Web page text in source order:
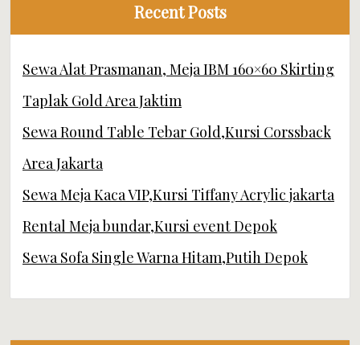
Recent Posts
Sewa Alat Prasmanan, Meja IBM 160×60 Skirting
Taplak Gold Area Jaktim
Sewa Round Table Tebar Gold,Kursi Corssback
Area Jakarta
Sewa Meja Kaca VIP,Kursi Tiffany Acrylic jakarta
Rental Meja bundar,Kursi event Depok
Sewa Sofa Single Warna Hitam,Putih Depok